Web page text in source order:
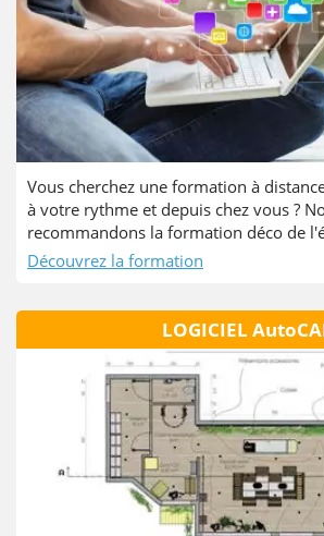
Vous cherchez une formation à
à votre rythme et depuis chez vous ?
recommandons la formation déco de
Découvrez la formation
LOGICIEL